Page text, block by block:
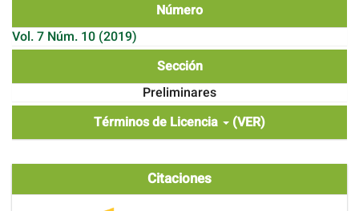
Número
Vol. 7 Núm. 10 (2019)
Sección
Preliminares
Términos de Licencia
(VER)
Citaciones